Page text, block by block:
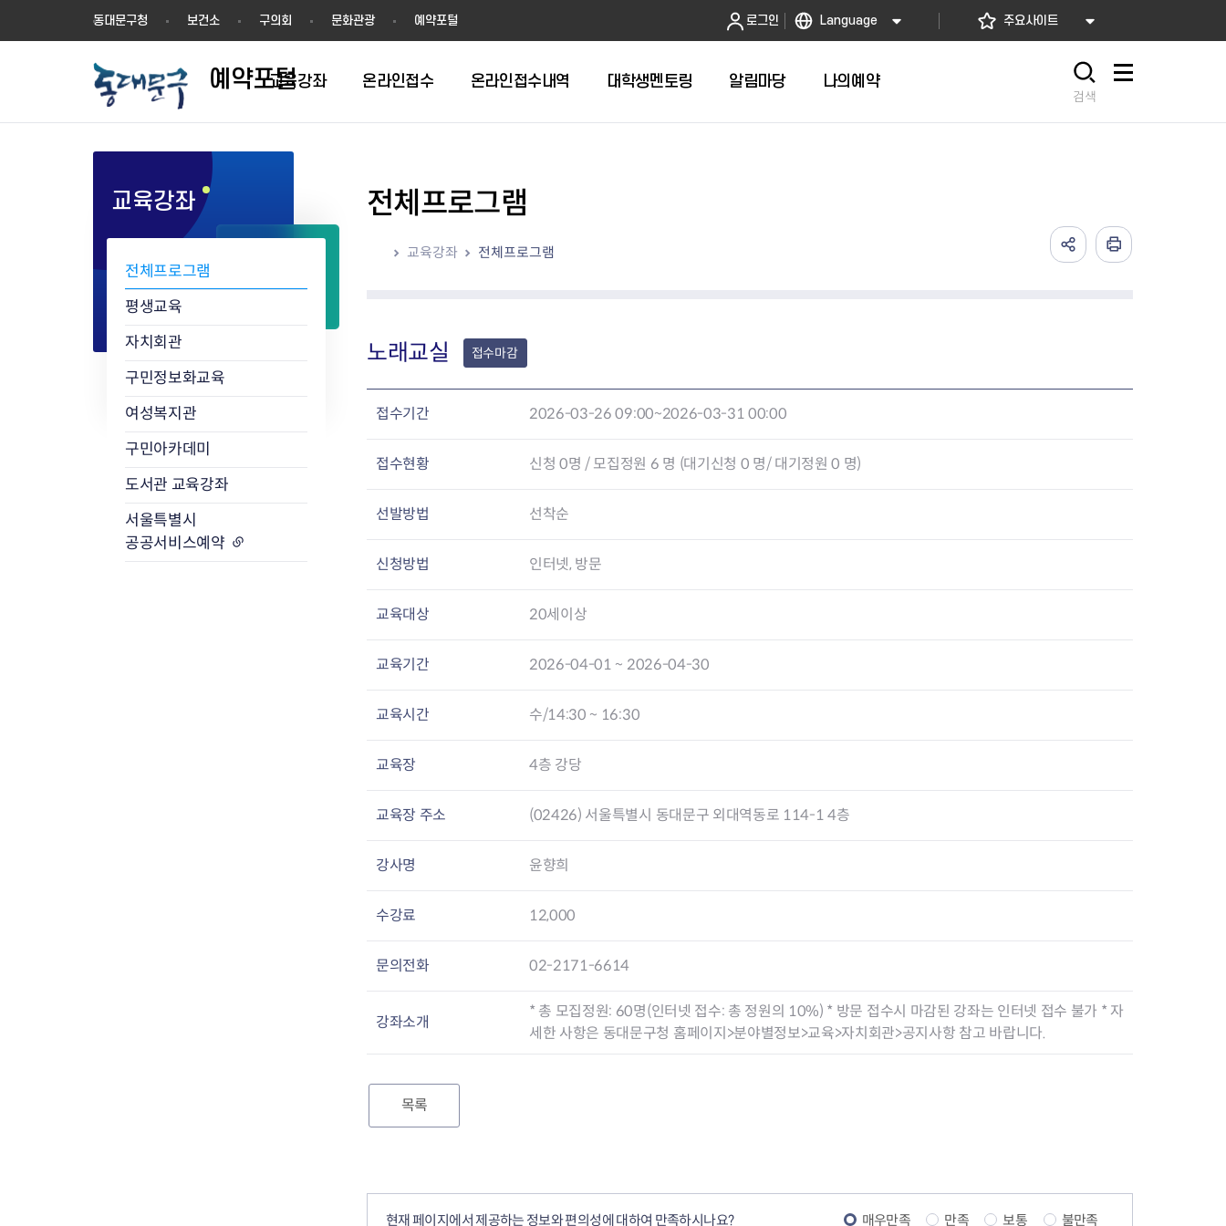
동대문구청 보건소 구의회 문화관광 예약포털 로그인 Language 주요사이트
예약포털교육강좌
평생학습관
동네배움터
답십리2동 자치회관
전농1동 자치회관
전농2동 자치회관
청량리동 자치회관
휘경2동 자치회관
온라인접수 온라인접수내역 대학생멘토링 알림마당 나의예약
검색
사이트맵
교육강좌
전체프로그램
평생교육
자치회관
구민정보화교육
여성복지관
구민아카데미
도서관 교육강좌
서울특별시
공공서비스예약
전체프로그램
교육강좌 전체프로그램
노래교실 접수마감
접수기간 2026-03-26 09:00~2026-03-31 00:00
접수현황 신청0명 / 모집정원 6 명 (대기신청 0 명/ 대기정원 0 명)
선발방법 선착순
신청방법 인터넷, 방문
교육대상 20세이상
교육기간 2026-04-01 ~ 2026-04-30
교육시간 수/14:30 ~ 16:30
교육장 4층 강당
교육장 주소 (02426) 서울특별시 동대문구 외대역동로 114-1 4층
강사명 윤향희
수강료 12,000
문의전화 02-2171-6614
강좌소개
* 총 모집정원: 60명(인터넷 접수: 총 정원의 10%) * 방문 접수시 마감된 강좌는 인터넷 접수 불가 * 자
세한 사항은 동대문구청 홈페이지>분야별정보>교육>자치회관>공지사항 참고 바랍니다.
목록
현재 페이지에서 제공하는 정보와 편의성에 대하여 만족하시나요? 매우만족 만족 보통 불만족